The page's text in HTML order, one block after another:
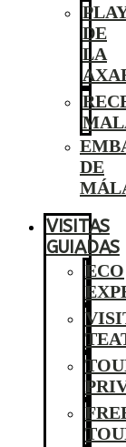
DE
LA
DE
VISITAS
GUIADAS
ECO